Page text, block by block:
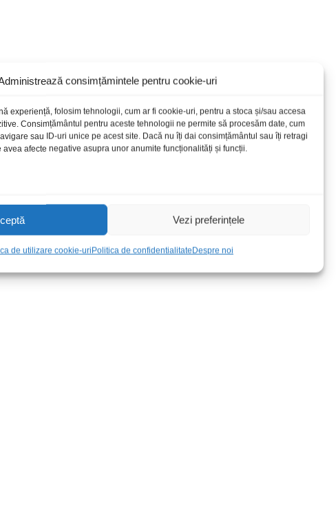
consimțămintele pentru cookie-uri
experiență, folosim tehnologii, cum ar fi cookie-uri, pentru a stoca și/sau accesa
Consimțământul pentru aceste tehnologii ne permite să procesăm date, cum
sau ID-uri unice pe acest site. Dacă nu îți dai consimțământul sau îți retragi
afecte negative asupra unor anumite funcționalități și funcții.
Vezi preferințele
de utilizare cookie-uriPolitica de confidentialitateDespre noi